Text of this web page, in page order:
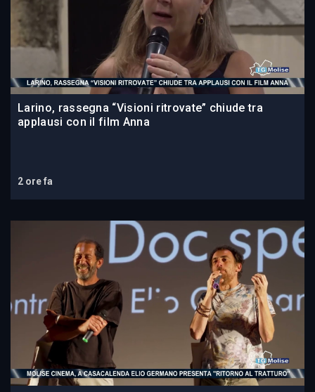
Larino, rassegna “Visioni ritrovate” chiude tra
applausi con il film Anna
2 ore fa